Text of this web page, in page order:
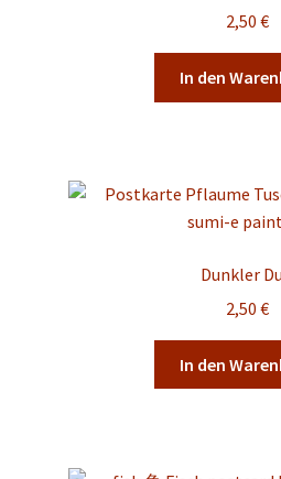
2,50 €
In den
Dunkler
2,50 €
In den